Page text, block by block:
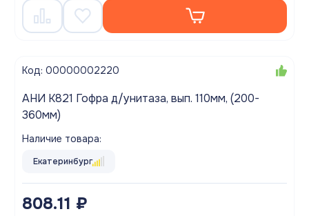
Код: 00000002220
АНИ K821 Гофра д/унитаза, вып. 110мм, (200-
360мм)
Наличие товара:
Екатеринбург
808.11 ₽